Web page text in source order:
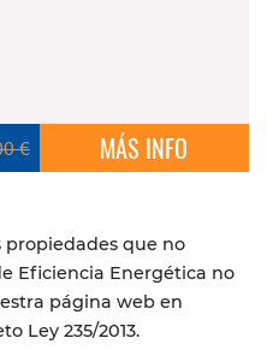
€ MÁS INFO
propiedades que no
Eficiencia Energética no
página web en
Ley 235/2013.